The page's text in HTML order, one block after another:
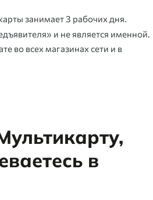
занимает 3 рабочих дня.
и не является именной.
во всех магазинах сети и в
в